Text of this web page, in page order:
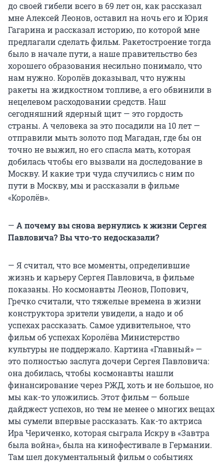
до своей гибели всего в 69 лет он, как рассказал
мне Алексей Леонов, оставил на ночь его и Юрия
Гагарина и рассказал историю, по которой мне
предлагали сделать фильм. Ракетостроение тогда
было в начале пути, а наше правительство без
хорошего образования несильно понимало, что
нам нужно. Королёв доказывал, что нужны
ракеты на жидкостном топливе, а его обвинили в
нецелевом расходовании средств. Наш
сегодняшний ядерный щит — это гордость
страны. А человека за это посадили на 10 лет —
отправили мыть золото под Магадан, где бы он
точно не выжил, но его спасла мать, которая
добилась чтобы его вызвали на доследование в
Москву. И какие три чуда случились с ним по
пути в Москву, мы и рассказали в фильме
«Королёв».
— А почему вы снова вернулись к жизни Сергея
Павловича? Вы что-то недосказали?
— Я считал, что все моменты, определившие
жизнь и карьеру Сергея Павловича, в фильме
показаны. Но космонавты Леонов, Попович,
Гречко считали, что тяжелые времена в жизни
конструктора зрители увидели, а надо и об
успехах рассказать. Самое удивительное, что
фильм об успехах Королёва Министерство
культуры не поддержало. Картина «Главный» —
это полностью заслуга дочери Сергея Павловича:
она добилась, чтобы космонавты нашли
финансирование через РЖД, хоть и не большое, но
мы как-то уложились. Этот фильм — больше
дайджест успехов, но тем не менее о многих вещах
мы сумели впервые рассказать. Как-то актриса
Ира Чериченко, которая сыграла Искру в «Завтра
была война», была на кинофестивале в Германии.
Там шел документальный фильм о событиях